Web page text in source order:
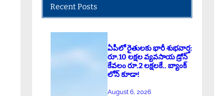
Recent Posts
ఏపీలో రైతులకు భారీ శుభవార్త:
రూ.10 లక్షల వ్యవసాయ డ్రోన్
కేవలం రూ.2 లక్షలకే.. బ్యాంక్
లోన్ కూడా!
August 6, 2026